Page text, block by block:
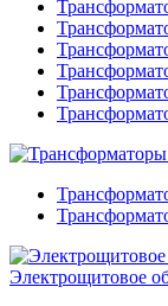
Электрощитовое